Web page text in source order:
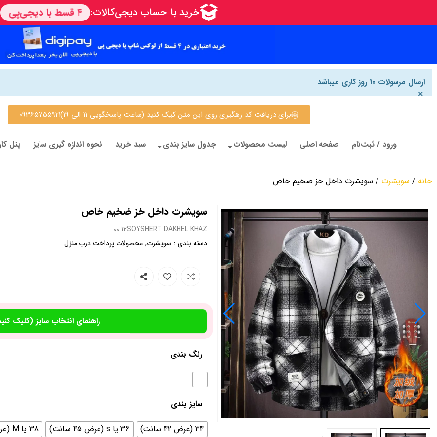
ارسال مرسولات 10 روز کاری میباشد
×
برای دریافت کد رهگیری روی این متن کیک کنید (ساعت پاسخگویی 11 الی 19)09365755921
ورود / ثبت‌نام صفحه اصلی لیست محصولات جدول سایز بندی سبد خرید نحوه اندازه گیری سایز پنل
خانه / سویشرت / سویشرت داخل خز ضخیم خاص
سویشرت داخل خز ضخیم خاص
00.12SOYSHERT DAKHEL KHAZ
دسته بندی : سویشرت, محصولات پرداخت درب منزل
راهنمای انتخاب سایز (کلیک
رنگ بندی
سایز بندی
34 (عرض 42 سانت) 36 یا s (عرض 45 سانت) 38 یا M (عرض 46سانت)